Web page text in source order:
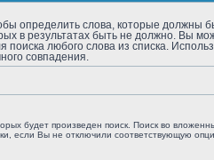
определить слова, которые должны
в результатах быть не должно. Вы
поиска любого слова из списка.
совпадения.
будет произведен поиск. Поиск во
если Вы не отключили соответствующую